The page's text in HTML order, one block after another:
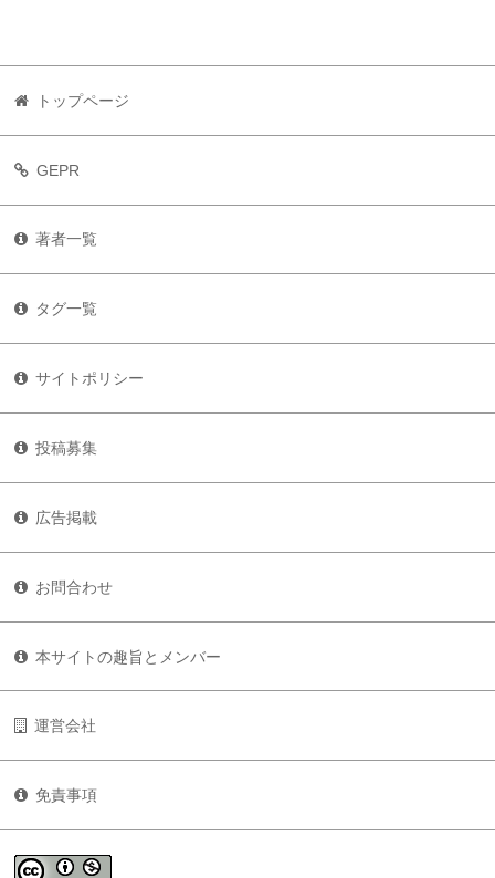
トップページ
GEPR
著者一覧
タグ一覧
サイトポリシー
投稿募集
広告掲載
お問合わせ
本サイトの趣旨とメンバー
運営会社
免責事項